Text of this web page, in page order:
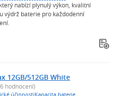
nabízí plynulý výkon, kvalitní
výdrž baterie pro každodenní
12GB/512GB White
hodnocení)
účinnostiKapacita baterie